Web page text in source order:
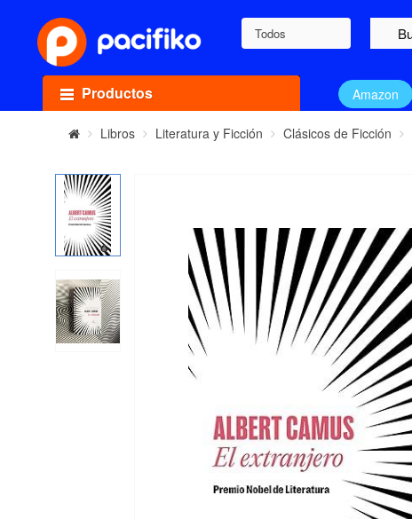
Todos
Productos Amazon
Libros Literatura y Ficción Clásicos de Ficción